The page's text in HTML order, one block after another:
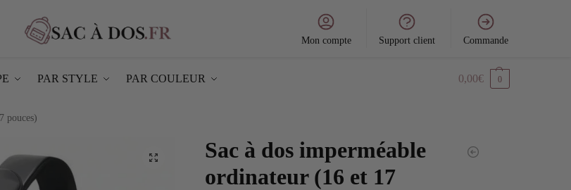
Mon compte Support client Commande
PAR STYLE PAR COULEUR 0,00€ 0
pouces)
Sac à dos imperméable
ordinateur (16 et 17